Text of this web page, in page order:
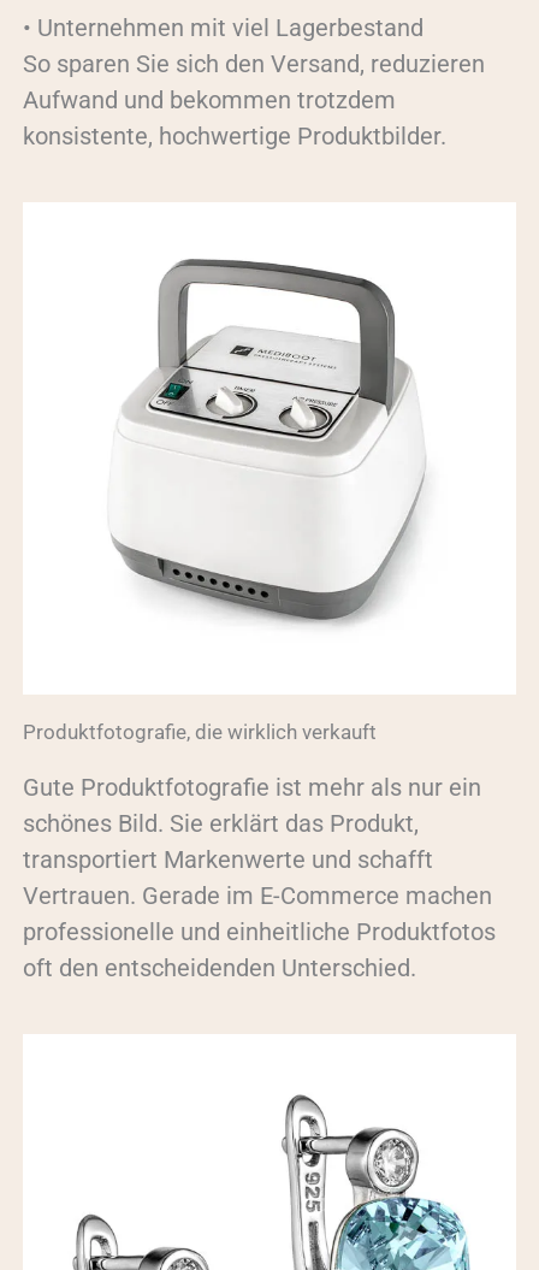
• Unternehmen mit viel Lagerbestand
So sparen Sie sich den Versand, reduzieren
Aufwand und bekommen trotzdem
konsistente, hochwertige Produktbilder.
Produktfotografie, die wirklich verkauft
Gute Produktfotografie ist mehr als nur ein
schönes Bild. Sie erklärt das Produkt,
transportiert Markenwerte und schafft
Vertrauen. Gerade im E-Commerce machen
professionelle und einheitliche Produktfotos
oft den entscheidenden Unterschied.